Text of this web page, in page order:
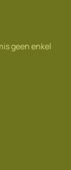
geen enkel